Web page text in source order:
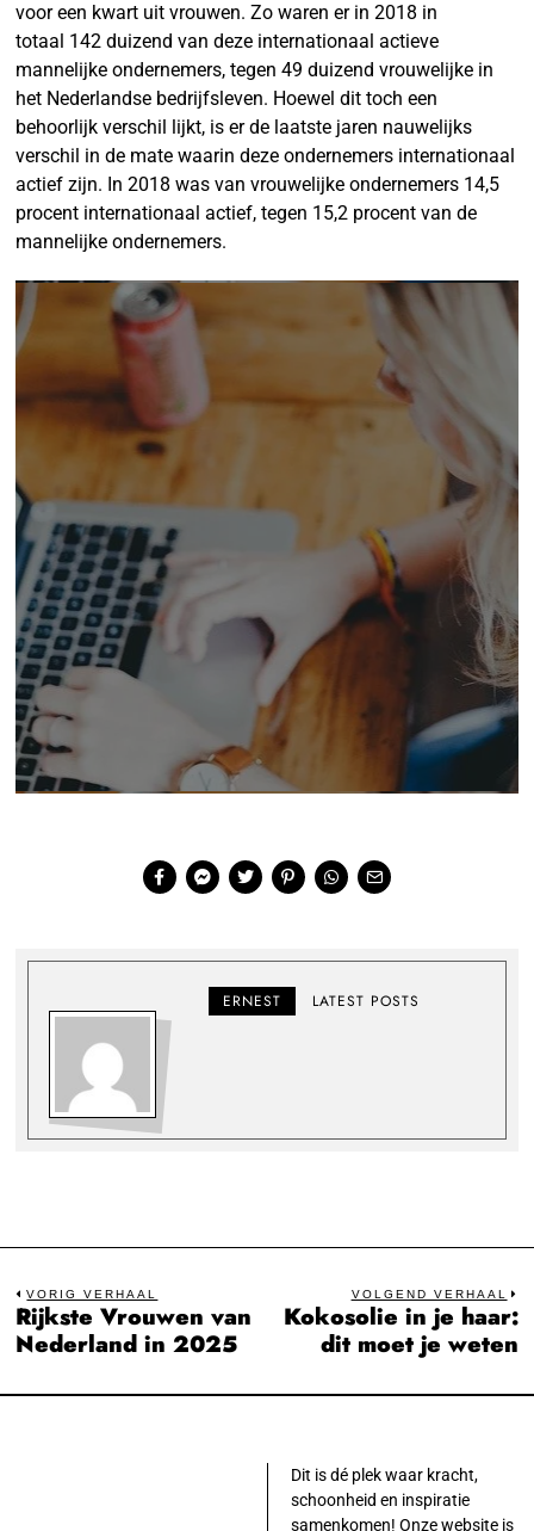
voor een kwart uit vrouwen. Zo waren er in 2018 in
totaal 142 duizend van deze internationaal actieve
mannelijke ondernemers, tegen 49 duizend vrouwelijke in
het Nederlandse bedrijfsleven. Hoewel dit toch een
behoorlijk verschil lijkt, is er de laatste jaren nauwelijks
verschil in de mate waarin deze ondernemers internationaal
actief zijn. In 2018 was van vrouwelijke ondernemers 14,5
procent internationaal actief, tegen 15,2 procent van de
mannelijke ondernemers.
ERNEST LATEST POSTS
Bericht
navigatie
VORIG VERHAAL
Previous
post:
Rijkste Vrouwen van
Nederland in 2025
VOLGEND VERHAAL
Kokosolie in je haar:
dit moet je weten
Dit is dé plek waar kracht,
schoonheid en inspiratie
samenkomen! Onze website is